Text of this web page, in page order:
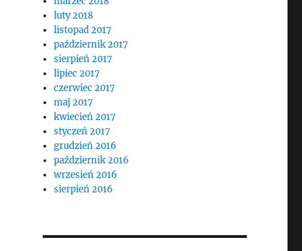
luty 2018
listopad 2017
październik 2017
sierpień 2017
lipiec 2017
czerwiec 2017
maj 2017
kwiecień 2017
styczeń 2017
grudzień 2016
październik 2016
wrzesień 2016
sierpień 2016